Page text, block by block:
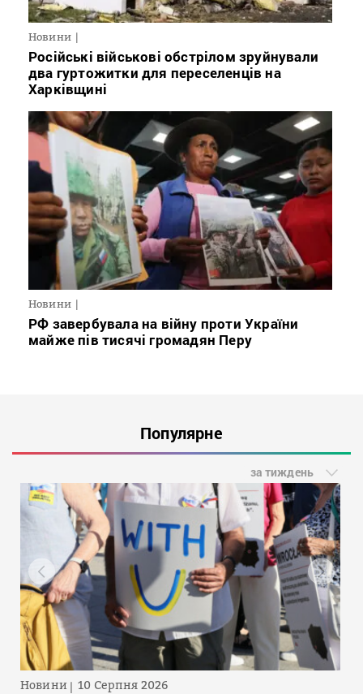
Новини
Російські військові обстрілом зруйнували
два гуртожитки для переселенців на
Харківщині
Новини
РФ завербувала на війну проти України
майже пів тисячі громадян Перу
Популярне
за тиждень
Новини 10 Серпня 2026